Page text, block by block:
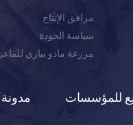
مرافق الإنتاج
سياسة الجودة
مزرعة مادو بيازي للماعز
للمؤسسات مدونة